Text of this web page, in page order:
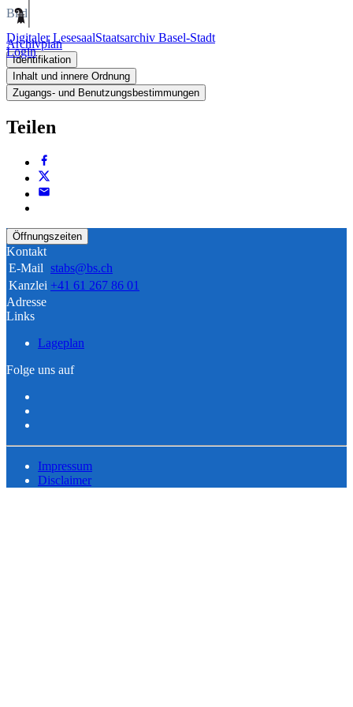
Digitaler LesesaalStaatsarchiv Basel-Stadt
Login
Bild
Archivplan
Identifikation
Inhalt und innere Ordnung
Zugangs- und Benutzungsbestimmungen
Teilen
Öffnungszeiten
Kontakt
E-Mail stabs@bs.ch
Kanzlei +41 61 267 86 01
Adresse
Links
Lageplan
Folge uns auf
Impressum
Disclaimer